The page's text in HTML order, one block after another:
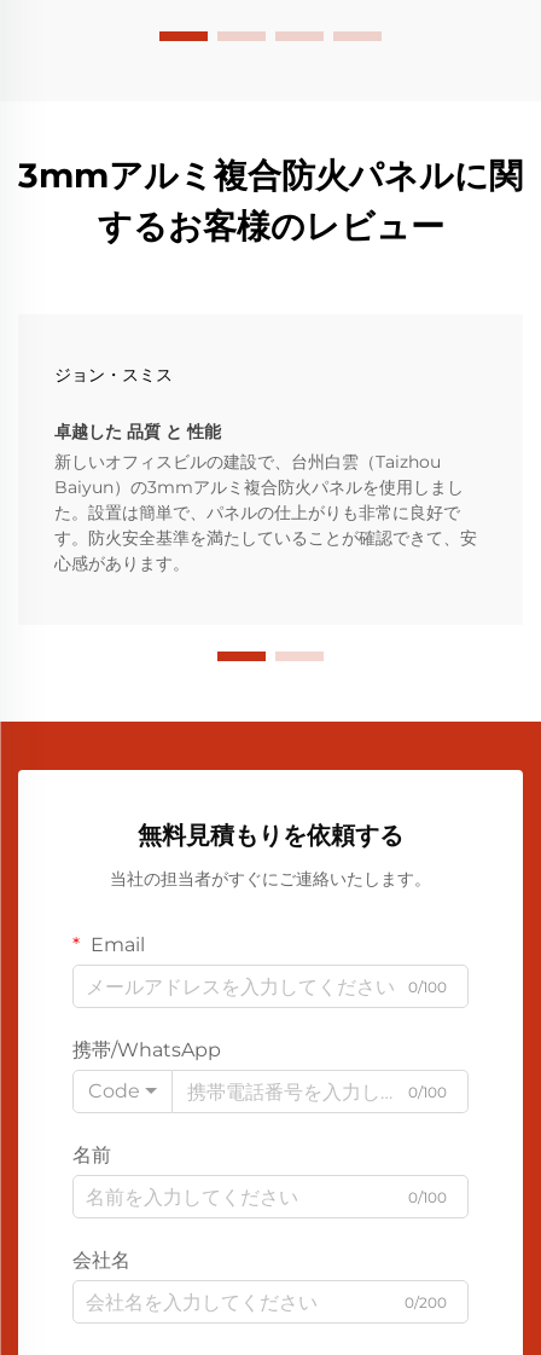
3mmアルミ複合防火パネルに関
するお客様のレビュー
ジョン・スミス
卓越した 品質 と 性能
新しいオフィスビルの建設で、台州白雲（Taizhou
Baiyun）の3mmアルミ複合防火パネルを使用しまし
た。設置は簡単で、パネルの仕上がりも非常に良好で
す。防火安全基準を満たしていることが確認できて、安
心感があります。
無料見積もりを依頼する
当社の担当者がすぐにご連絡いたします。
Email
0/100
携帯/WhatsApp
Code
0/100
名前
0/100
会社名
0/200